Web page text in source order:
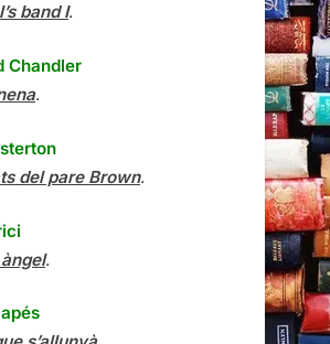
band I.
Chandler
.
del pare Brown.
.